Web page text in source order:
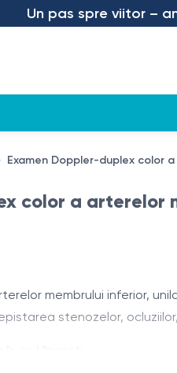
Un pas spre viitor – am
Examen Doppler-duplex color
color a
membrului inferior,
stenozelor,